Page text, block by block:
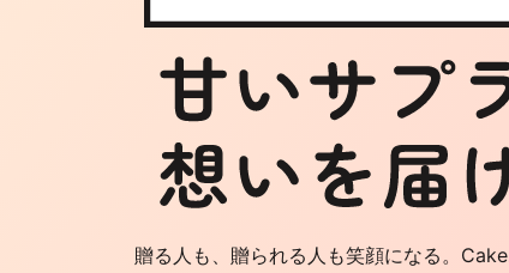
贈る人も、贈られる人も笑顔になる。